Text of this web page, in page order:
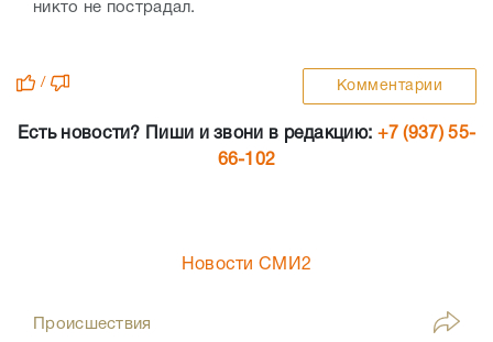
никто не пострадал.
/ Комментарии
Есть новости? Пиши и звони в редакцию: +7 (937) 55-
66-102
Новости СМИ2
Происшествия